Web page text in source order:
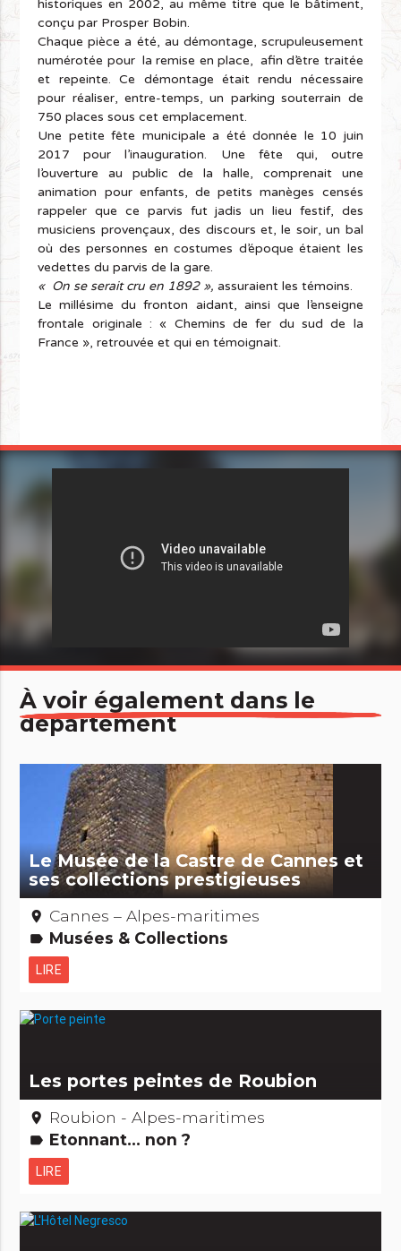
historiques en 2002, au même titre que le bâtiment,
conçu par Prosper Bobin.
Chaque pièce a été, au démontage, scrupuleusement
numérotée pour la remise en place, afin d’être traitée
et repeinte. Ce démontage était rendu nécessaire
pour réaliser, entre-temps, un parking souterrain de
750 places sous cet emplacement.
Une petite fête municipale a été donnée le 10 juin
2017 pour l’inauguration. Une fête qui, outre
l’ouverture au public de la halle, comprenait une
animation pour enfants, de petits manèges censés
rappeler que ce parvis fut jadis un lieu festif, des
musiciens provençaux, des discours et, le soir, un bal
où des personnes en costumes d’époque étaient les
vedettes du parvis de la gare.
« On se serait cru en 1892 », assuraient les témoins.
Le millésime du fronton aidant, ainsi que l’enseigne
frontale originale : « Chemins de fer du sud de la
France », retrouvée et qui en témoignait.
À voir également dans le
département
Le Musée de la Castre de Cannes et
ses collections prestigieuses
place Cannes – Alpes-maritimes
label Musées & Collections
LIRE
Les portes peintes de Roubion
place Roubion - Alpes-maritimes
label Etonnant... non ?
LIRE